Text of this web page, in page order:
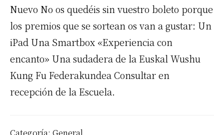
Nuevo No os quedéis sin vuestro boleto porque
los premios que se sortean os van a gustar: Un
iPad Una Smartbox «Experiencia con
encanto» Una sudadera de la Euskal Wushu
Kung Fu Federakundea Consultar en
recepción de la Escuela.